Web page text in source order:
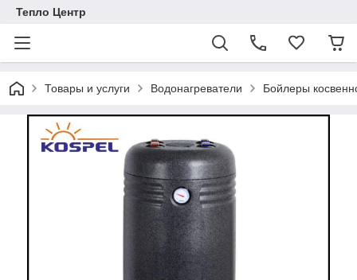
Тепло Центр
Товары и услуги Водонагреватели Бойлеры